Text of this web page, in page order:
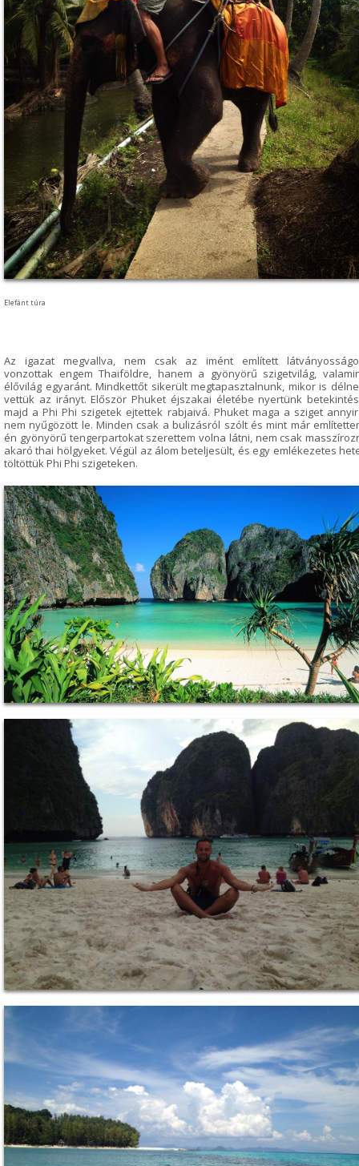
Elefánt túra
Az igazat megvallva, nem csak az imént említett
vonzottak engem Thaiföldre, hanem a gyönyörű szigetvilág,
élővilág egyaránt. Mindkettőt sikerült megtapasztalnunk, mikor is
vettük az irányt. Először Phuket éjszakai életébe nyertünk
majd a Phi Phi szigetek ejtettek rabjaivá. Phuket maga a sziget
nem nyűgözött le. Minden csak a bulizásról szólt és mint már
én gyönyörű tengerpartokat szerettem volna látni, nem csak
akaró thai hölgyeket. Végül az álom beteljesült, és egy emlékezetes
töltöttük Phi Phi szigeteken.